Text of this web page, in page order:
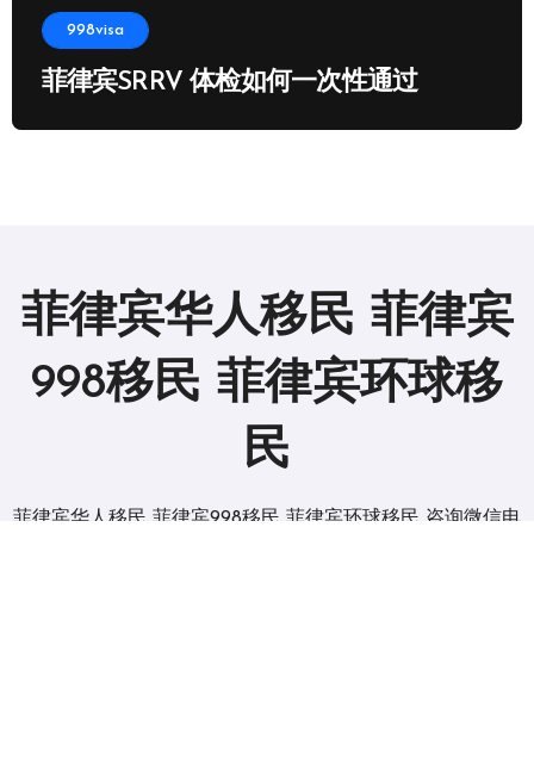
998visa
菲律宾SRRV 体检如何一次性通过
菲律宾华人移民 菲律宾
998移民 菲律宾环球移
民
菲律宾华人移民 菲律宾998移民 菲律宾环球移民 咨询微信电